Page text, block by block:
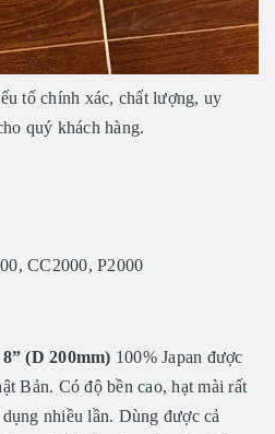
tố chính xác, chất lượng, uy
quý khách hàng.
CC2000, P2000
8” (D 200mm) 100% Japan được
Bản. Có độ bền cao, hạt mài rất
nhiều lần. Dùng được cả